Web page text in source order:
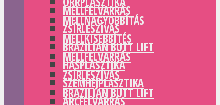
MELLFELVARRÁS
ZSÍRLESZÍVÁS
BRAZILIAN BUTT LIFT
HASPLASZTIKA
SZEMHÉJPLASZTIKA
ARCFELVARRÁS
MELLNAGYOBBÍTÁS
MELLKISEBBÍTÉS
MELLFELVARRÁS
ZSÍRLESZÍVÁS
BRAZILIAN BUTT LIFT